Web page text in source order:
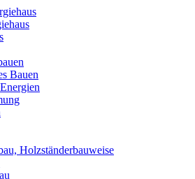
Bauen
Holzständerbauweise